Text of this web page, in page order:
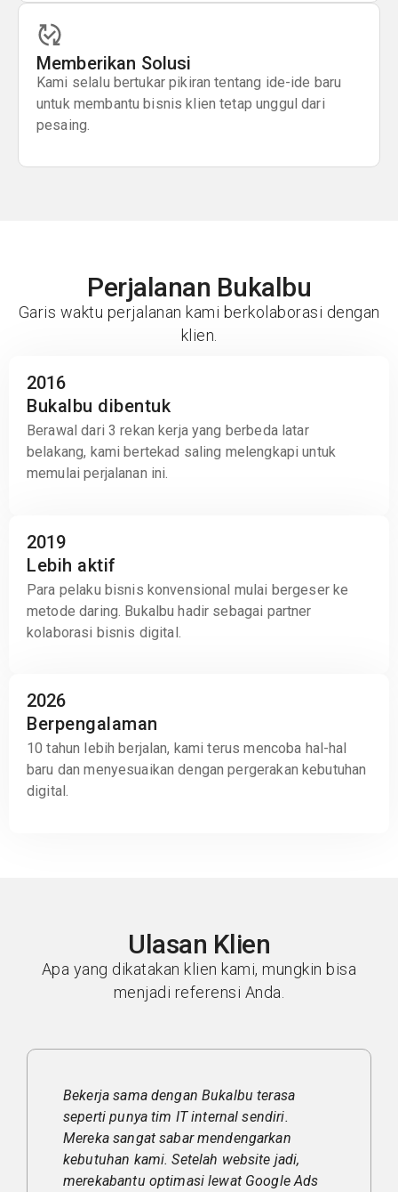
Memberikan Solusi
Kami selalu bertukar pikiran tentang ide-ide baru
untuk membantu bisnis klien tetap unggul dari
pesaing.
Perjalanan Bukalbu
Garis waktu perjalanan kami berkolaborasi dengan
klien.
2016
Bukalbu dibentuk
Berawal dari 3 rekan kerja yang berbeda latar
belakang, kami bertekad saling melengkapi untuk
memulai perjalanan ini.
2019
Lebih aktif
Para pelaku bisnis konvensional mulai bergeser ke
metode daring. Bukalbu hadir sebagai partner
kolaborasi bisnis digital.
2026
Berpengalaman
10 tahun lebih berjalan, kami terus mencoba hal-hal
baru dan menyesuaikan dengan pergerakan kebutuhan
digital.
Ulasan Klien
Apa yang dikatakan klien kami, mungkin bisa
menjadi referensi Anda.
terasa
sendiri.
jadi,
Google Ads
Terima kasih Bukalbu! Website
sekarang tampil lebih
masuk halaman satu Google
SEO mereka. Iklan Google Ads
dikelola juga sangat efisien,